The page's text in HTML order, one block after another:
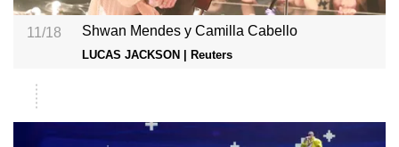
11/18 Shwan Mendes y Camilla Cabello
LUCAS JACKSON | Reuters